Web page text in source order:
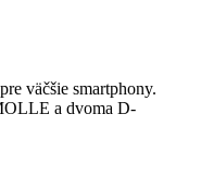
väčšie smartphony.
a dvoma D-